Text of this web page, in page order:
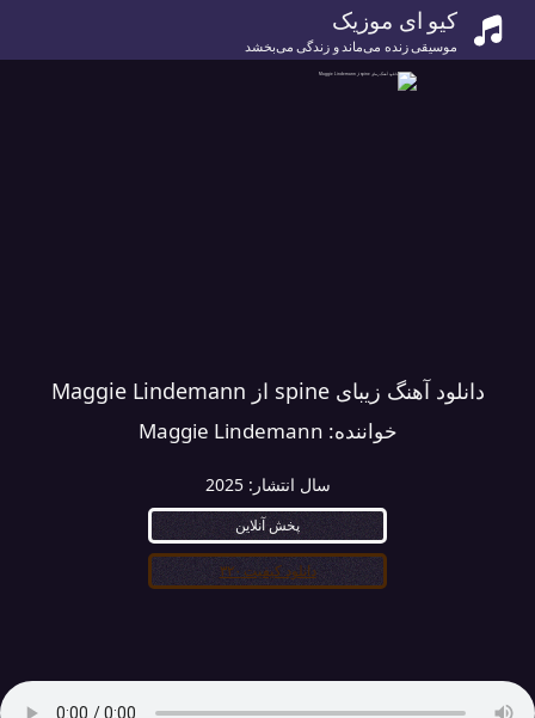
کیو ای موزیک
موسیقی زنده می‌ماند و زندگی می‌بخشد
دانلود آهنگ زیبای spine از Maggie Lindemann
خواننده: Maggie Lindemann
سال انتشار:2025
پخش آنلاین
دانلود کیفیت ۳۲۰